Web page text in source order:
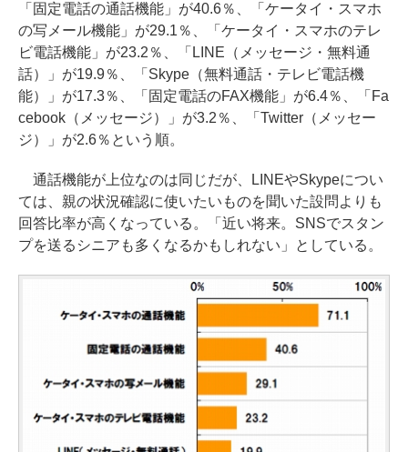
「固定電話の通話機能」が40.6％、「ケータイ・スマホ
の写メール機能」が29.1％、「ケータイ・スマホのテレ
ビ電話機能」が23.2％、「LINE（メッセージ・無料通
話）」が19.9％、「Skype（無料通話・テレビ電話機
能）」が17.3％、「固定電話のFAX機能」が6.4％、「Fa
cebook（メッセージ）」が3.2％、「Twitter（メッセー
ジ）」が2.6％という順。
通話機能が上位なのは同じだが、LINEやSkypeについ
ては、親の状況確認に使いたいものを聞いた設問よりも
回答比率が高くなっている。「近い将来。SNSでスタン
プを送るシニアも多くなるかもしれない」としている。